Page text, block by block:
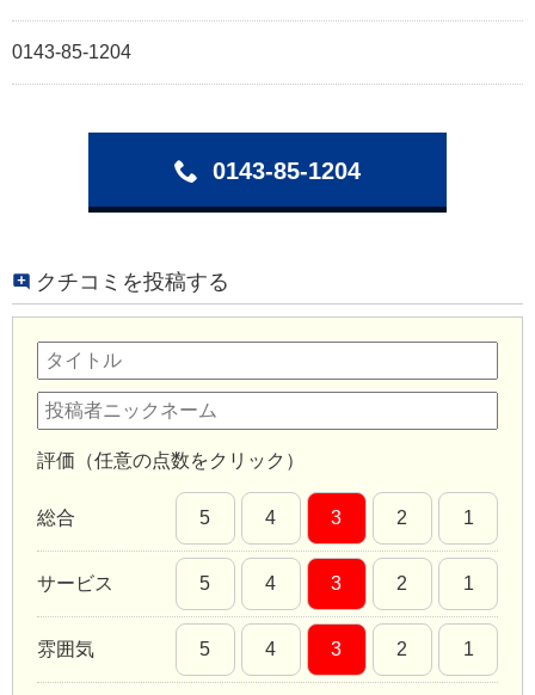
0143-85-1204
0143-85-1204
クチコミを投稿する
評価（任意の点数をクリック）
総合 5 4 3 2 1
サービス 5 4 3 2 1
雰囲気 5 4 3 2 1